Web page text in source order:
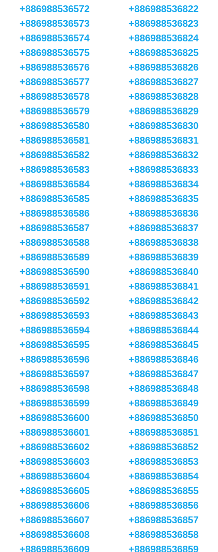
+886988536572
+886988536573
+886988536574
+886988536575
+886988536576
+886988536577
+886988536578
+886988536579
+886988536580
+886988536581
+886988536582
+886988536583
+886988536584
+886988536585
+886988536586
+886988536587
+886988536588
+886988536589
+886988536590
+886988536591
+886988536592
+886988536593
+886988536594
+886988536595
+886988536596
+886988536597
+886988536598
+886988536599
+886988536600
+886988536601
+886988536602
+886988536603
+886988536604
+886988536605
+886988536606
+886988536607
+886988536608
+886988536609
+886988536822
+886988536823
+886988536824
+886988536825
+886988536826
+886988536827
+886988536828
+886988536829
+886988536830
+886988536831
+886988536832
+886988536833
+886988536834
+886988536835
+886988536836
+886988536837
+886988536838
+886988536839
+886988536840
+886988536841
+886988536842
+886988536843
+886988536844
+886988536845
+886988536846
+886988536847
+886988536848
+886988536849
+886988536850
+886988536851
+886988536852
+886988536853
+886988536854
+886988536855
+886988536856
+886988536857
+886988536858
+886988536859